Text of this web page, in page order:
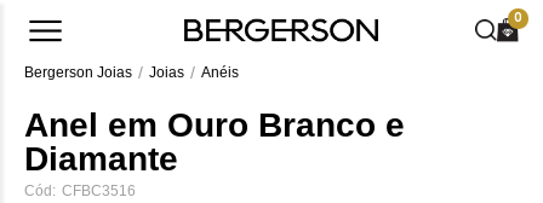
0
Bergerson Joias Joias Anéis
Anel em Ouro Branco e
Diamante
Cód: CFBC3516